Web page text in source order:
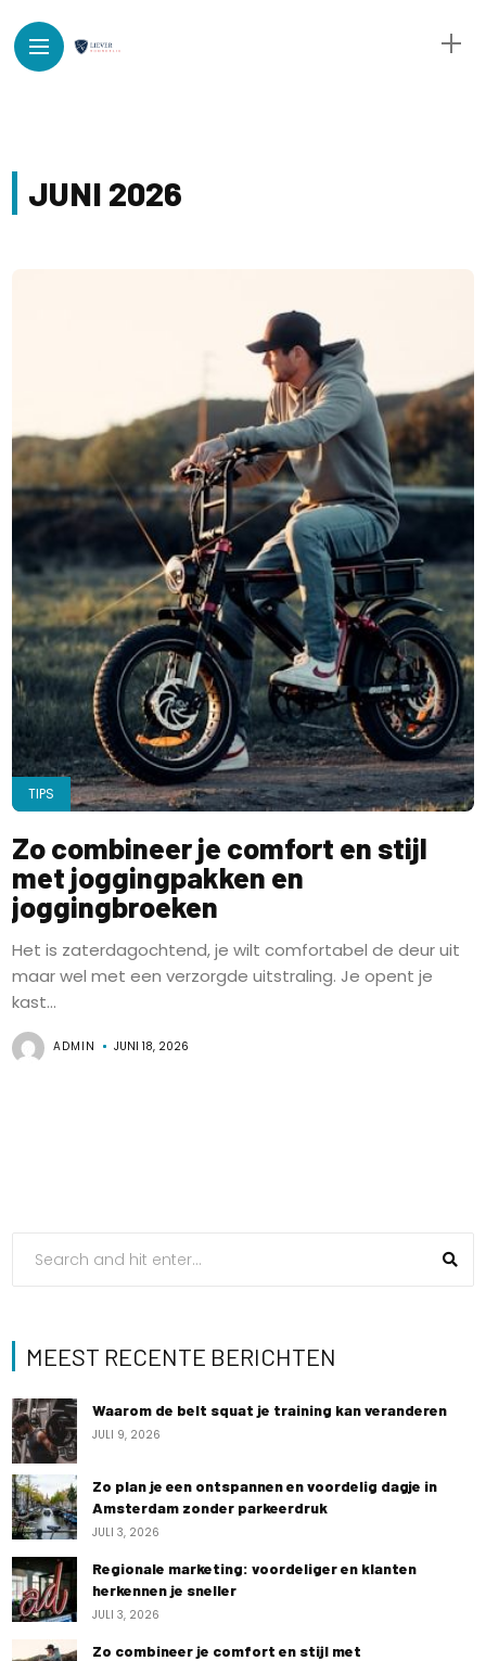
JUNI 2026
TIPS
Zo combineer je comfort en stijl
met joggingpakken en
joggingbroeken
Het is zaterdagochtend, je wilt comfortabel de deur uit
maar wel met een verzorgde uitstraling. Je opent je
kast...
ADMIN JUNI 18, 2026
MEEST RECENTE BERICHTEN
Waarom de belt squat je training kan veranderen
JULI 9, 2026
Zo plan je een ontspannen en voordelig dagje in
Amsterdam zonder parkeerdruk
JULI 3, 2026
Regionale marketing: voordeliger en klanten
herkennen je sneller
JULI 3, 2026
Zo combineer je comfort en stijl met